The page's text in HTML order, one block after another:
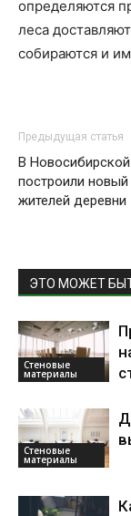
определяются
леса
собираются и
Предыдущая статья
В
построили
жителей деревни
ЭТО МОЖЕТ
Стеновые
материалы
Стеновые
материалы